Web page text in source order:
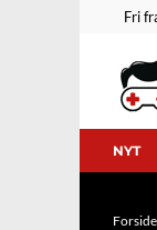
Fortsæt
indhold
Fri
NYT
Forside